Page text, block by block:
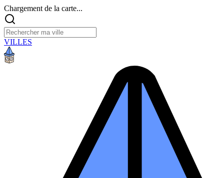
Chargement de la carte...
VILLES